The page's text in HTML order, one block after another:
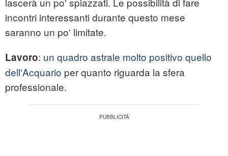
incontri interessanti durante questo mese
saranno un po' limitate.
Lavoro: un quadro astrale molto positivo quello
dell'Acquario per quanto riguarda la sfera
professionale.